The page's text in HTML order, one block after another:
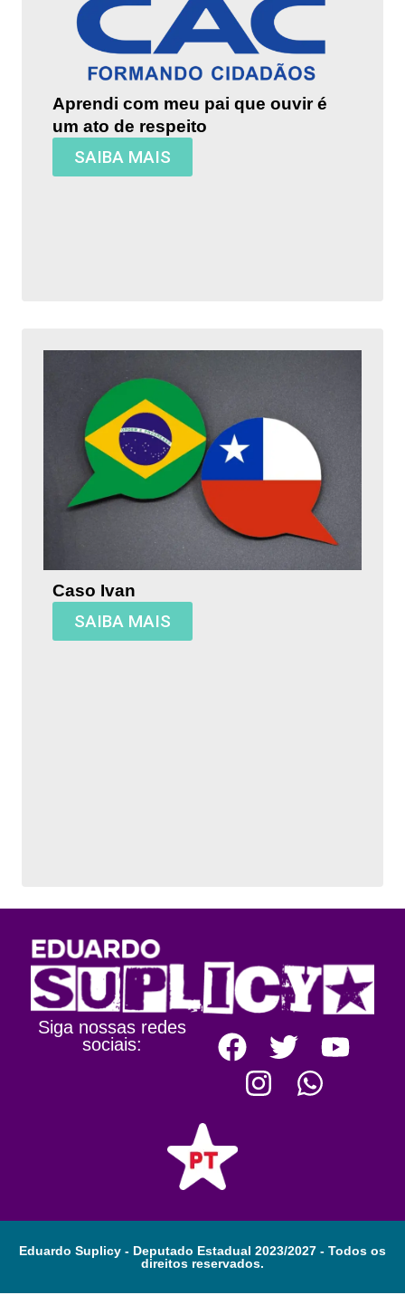
Aprendi com meu pai que ouvir é
um ato de respeito
SAIBA MAIS
Caso Ivan
SAIBA MAIS
Siga nossas redes
sociais:
Eduardo Suplicy - Deputado Estadual 2023/2027 - Todos os
direitos reservados.